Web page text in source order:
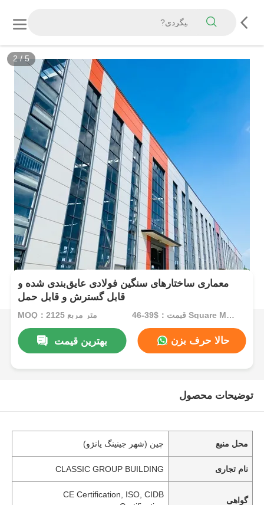
2/5
معماری ساختارهای سنگین فولادی عایق‌بندی شده و
قابل گسترش و قابل حمل
MOQ：2125 متر مربع قیمت：$39-46 Square Meters
بهترین قیمت حالا حرف بزن
توضیحات محصول
محل منبع چین (شهر جینینگ یانژو)
نام تجاری CLASSIC GROUP BUILDING
گواهی
CE Certification, ISO, CIDB